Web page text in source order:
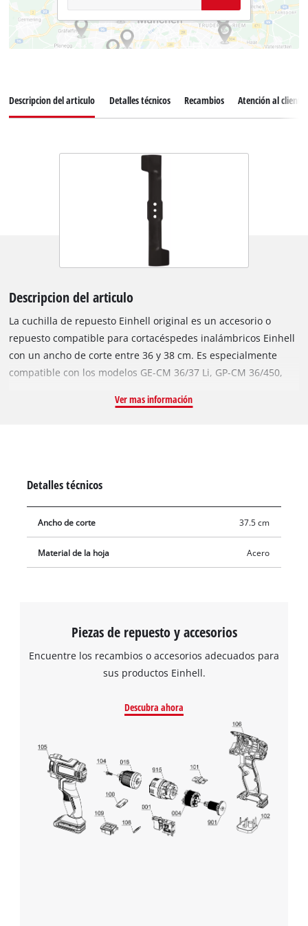
Descripcion del articulo Detalles técnicos Recambios Atención al cliente
Descripcion del articulo
La cuchilla de repuesto Einhell original es un accesorio o
repuesto compatible para cortacéspedes inalámbricos Einhell
con un ancho de corte entre 36 y 38 cm. Es especialmente
compatible con los modelos GE-CM 36/37 Li, GP-CM 36/450,
de corte precisos y afilados, la hoja de acero resistente y
cuchilla, el cortacésped vuelve a cortar de forma limpia y
uniforme.
Ver mas información
Detalles técnicos
Ancho de corte 37.5 cm
Material de la hoja Acero
Piezas de repuesto y accesorios
Encuentre los recambios o accesorios adecuados para
sus productos Einhell.
Descubra ahora